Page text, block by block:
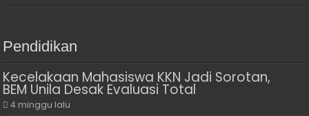
Pendidikan
Kecelakaan Mahasiswa KKN Jadi Sorotan,
BEM Unila Desak Evaluasi Total
4 minggu lalu